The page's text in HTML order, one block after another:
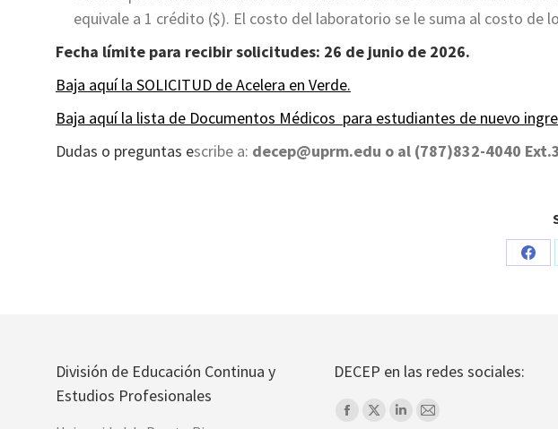
equivale a 1 crédito ($). El costo del laboratorio se le suma al costo de
Fecha límite para recibir solicitudes: 26 de junio de 2026.
Baja aquí la SOLICITUD de Acelera en Verde.
Baja aquí la lista de Documentos Médicos para estudiantes de nuevo
Dudas o preguntas escribe a: decep@uprm.edu o al (787)832-4040
División de Educación Continua y
Estudios Profesionales
DECEP en las redes sociales:
Find us on:
Facebook
X Linkedin
Mail